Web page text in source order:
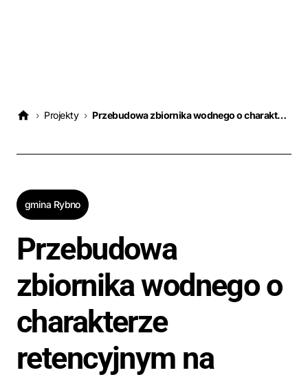
› Projekty › Przebudowa zbiornika wodnego o charakterze retencyjnym na dzialce nr ew. 308 w m. Koszelewy, Gmina Rybno
gmina Rybno
Przebudowa
zbiornika wodnego o
charakterze
retencyjnym na